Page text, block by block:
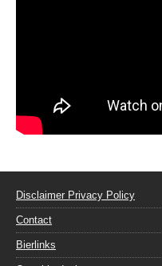
Disclaimer Privacy Policy
Contact
Bierlinks